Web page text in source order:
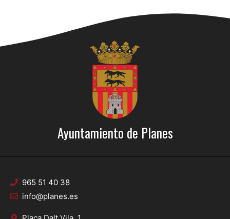
Ayuntamiento de Planes
965 51 40 38
info@planes.es